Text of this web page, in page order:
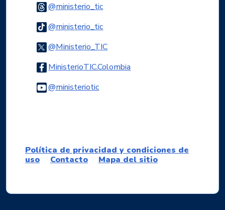
@ministerio_ticLogo Threads
@ministerio_ticLogo Tiktok
@Ministerio_TICLogo Twitter
MinisterioTIC.ColombiaLogo Facebook
@ministerioticLogo Youtube
Política de privacidad y condiciones de
uso
Contacto Mapa del sitio